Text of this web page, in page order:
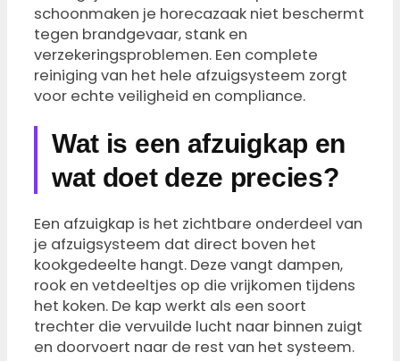
schoonmaken je horecazaak niet beschermt
tegen brandgevaar, stank en
verzekeringsproblemen. Een complete
reiniging van het hele afzuigsysteem zorgt
voor echte veiligheid en compliance.
Wat is een afzuigkap en
wat doet deze precies?
Een afzuigkap is het zichtbare onderdeel van
je afzuigsysteem dat direct boven het
kookgedeelte hangt. Deze vangt dampen,
rook en vetdeeltjes op die vrijkomen tijdens
het koken. De kap werkt als een soort
trechter die vervuilde lucht naar binnen zuigt
en doorvoert naar de rest van het systeem.